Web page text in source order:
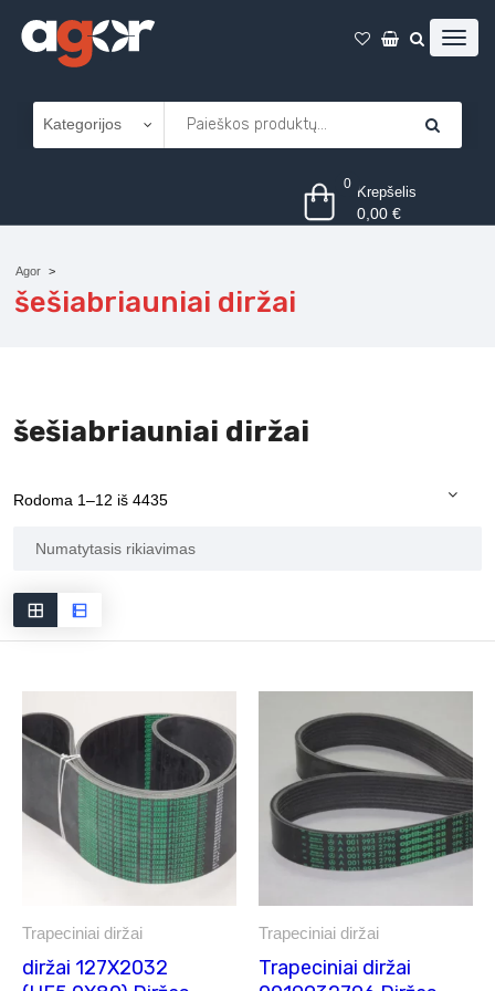
0 Krepšelis
0,00€
Agor
šešiabriauniai diržai
šešiabriauniai diržai
Rodoma 1–12 iš 4435
Trapeciniai diržai
diržai 127X2032
Trapeciniai diržai
Trapeciniai diržai